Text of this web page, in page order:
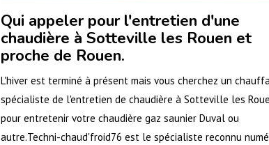
Qui appeler pour l'entretien d'une
chaudière à Sotteville les Rouen et
proche de Rouen.
L'hiver est terminé à présent mais vous cherchez un
spécialiste de l'entretien de chaudière à Sotteville les
pour entretenir votre chaudière gaz saunier Duval ou
autre.Techni-chaud'froid76 est le spécialiste reconnu